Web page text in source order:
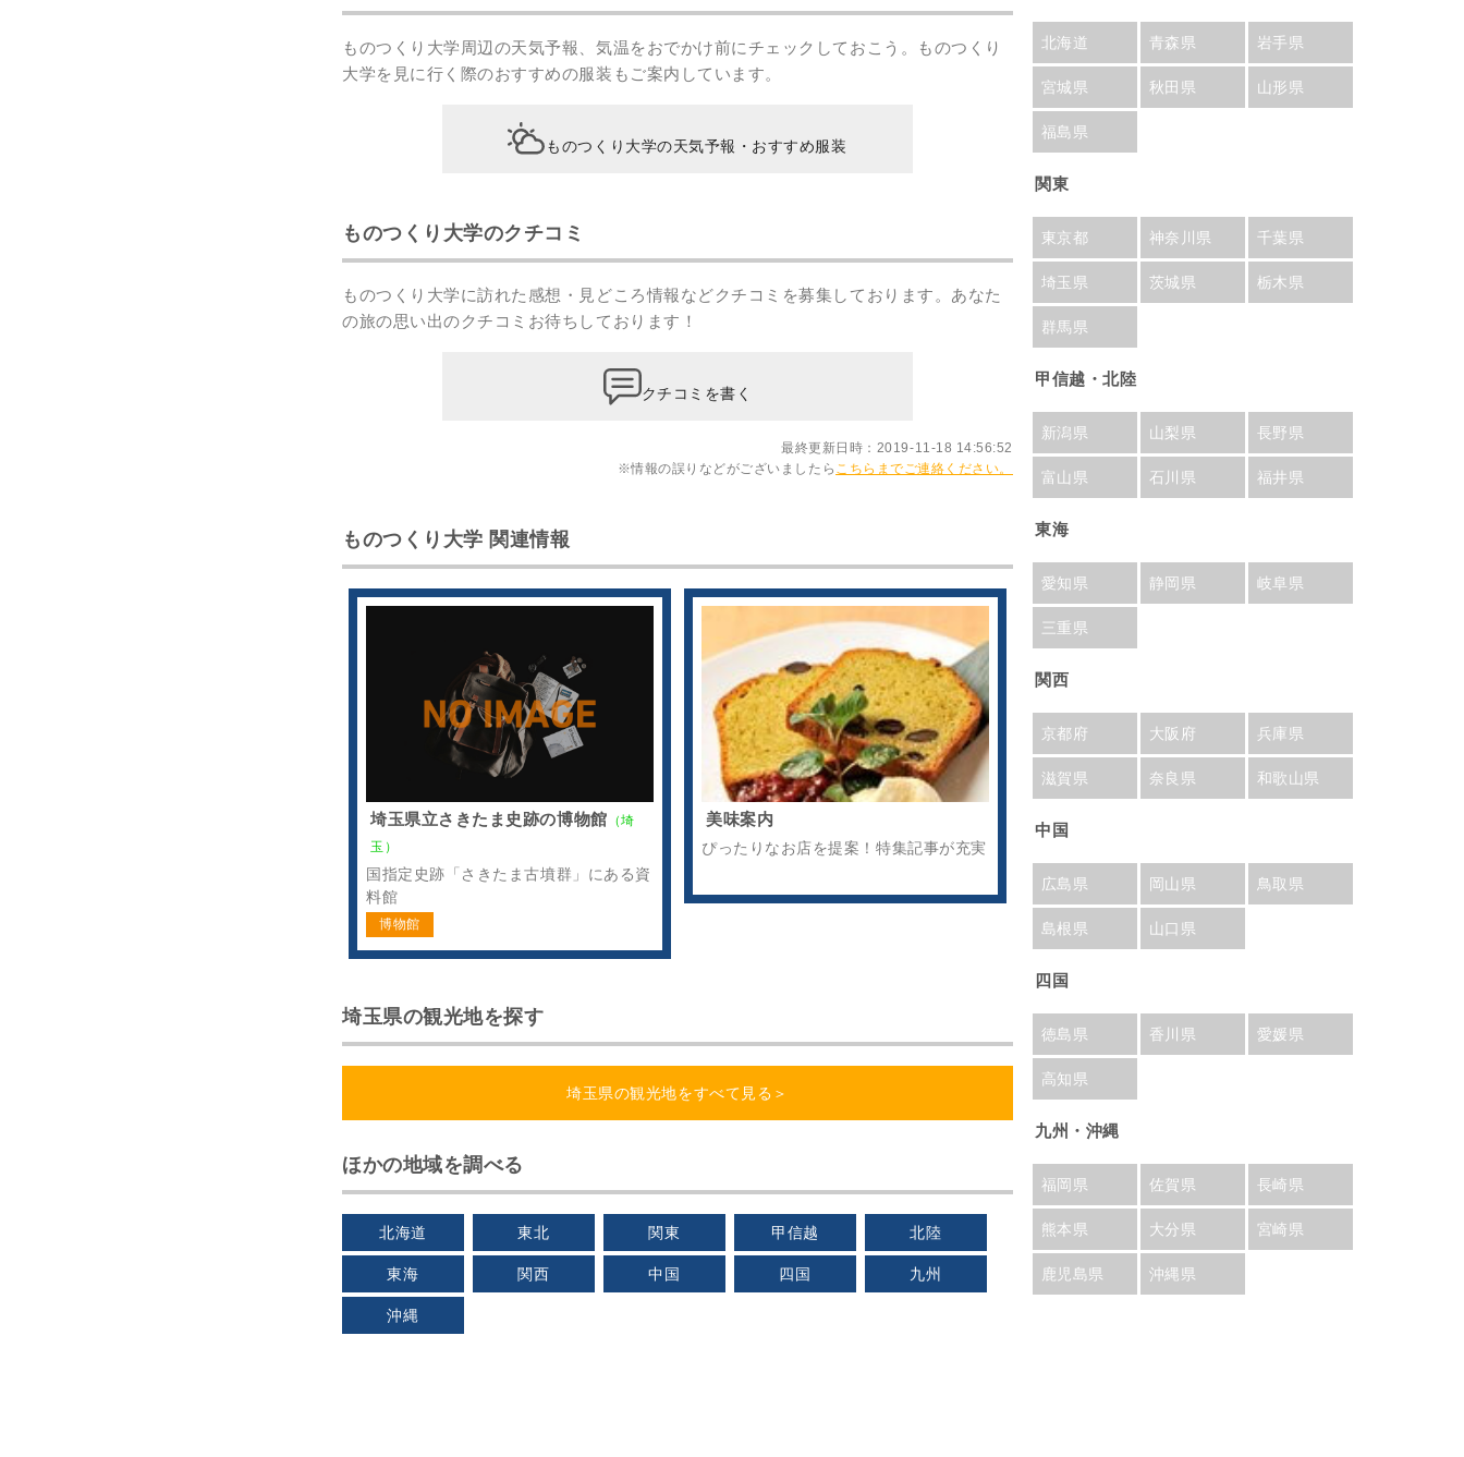
ものつくり大学周辺の天気予報、気温をおでかけ前にチェックしておこう。ものつくり
大学を見に行く際のおすすめの服装もご案内しています。
ものつくり大学の天気予報・おすすめ服装
ものつくり大学のクチコミ
ものつくり大学に訪れた感想・見どころ情報などクチコミを募集しております。あなた
の旅の思い出のクチコミ お待ちしております！
クチコミを書く
最終更新日時：2019-11-18 14:56:52
※情報の誤りなどがございましたら こちらまでご連絡ください。
ものつくり大学 関連情報
埼玉県立さきたま史跡の博物館 （埼
玉）
国指定史跡「さきたま古墳群」にある資
料館
博物館
美味案内
ぴったりなお店を提案！特集記事が充実
埼玉県の観光地を探す
埼玉県の観光地をすべて見る＞
ほかの地域を調べる
北海道 東北 関東 甲信越 北陸
東海 関西 中国 四国 九州
沖縄
北海道 青森県 岩手県
宮城県 秋田県 山形県
福島県
関東
東京都 神奈川県 千葉県
埼玉県 茨城県 栃木県
群馬県
甲信越・北陸
新潟県 山梨県 長野県
富山県 石川県 福井県
東海
愛知県 静岡県 岐阜県
三重県
関西
京都府 大阪府 兵庫県
滋賀県 奈良県 和歌山県
中国
広島県 岡山県 鳥取県
島根県 山口県
四国
徳島県 香川県 愛媛県
高知県
九州・沖縄
福岡県 佐賀県 長崎県
熊本県 大分県 宮崎県
鹿児島県 沖縄県